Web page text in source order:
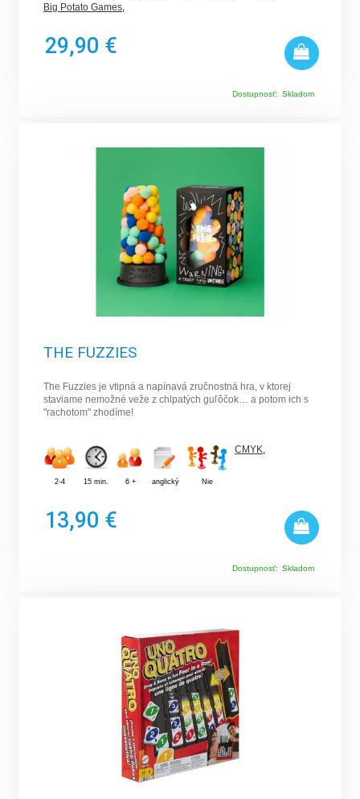
Big Potato Games,
29,90 €
Dostupnosť: Skladom
THE FUZZIES
The Fuzzies je vtipná a napínavá zručnostná hra, v ktorej
staviame nemožné veže z chlpatých guľôčok… a potom ich s
"rachotom" zhodíme!
2-4 15 min. 6 + anglický Nie
CMYK,
13,90 €
Dostupnosť: Skladom